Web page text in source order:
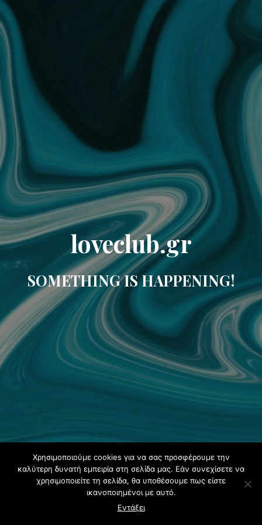
loveclub.gr
SOMETHING IS HAPPENING!
Χρησιμοποιούμε cookies για να σας προσφέρουμε την
καλύτερη δυνατή εμπειρία στη σελίδα μας. Εάν συνεχίσετε να
χρησιμοποιείτε τη σελίδα, θα υποθέσουμε πως είστε
ικανοποιημένοι με αυτό.
Εντάξει